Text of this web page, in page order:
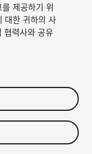
제공하기 위
대한 귀하의 사
협력사와 공유